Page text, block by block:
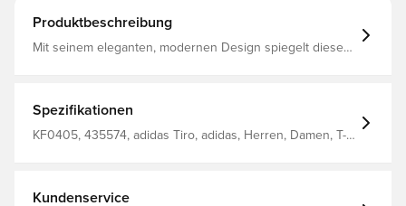
Produktbeschreibung
Mit seinem eleganten, modernen Design spiegelt dieses
Technologie für schnellere Schweißableitung und
Saugfähigkeit, um die Kühlung zu unterstützen und dir zu
helfen, dich abzukühlen, wenn die Intensität zunimmt
Spezifikationen
KF0405, 435574, adidas Tiro, adidas, Herren, Damen, T-
Kundenservice